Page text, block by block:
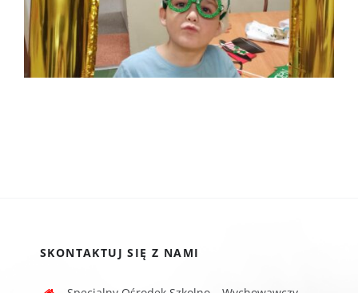
SKONTAKTUJ SIĘ Z NAMI